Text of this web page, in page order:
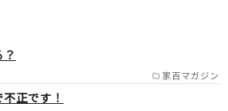
佐伯市／臼杵市／津久見
竹田市／豊後高田市／杵築
佐市／豊後大野市／速見
家百マガジン
正です！